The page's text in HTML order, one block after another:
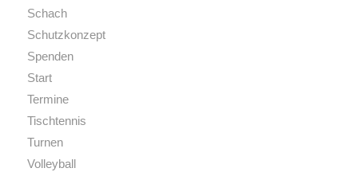
Schach
Schutzkonzept
Spenden
Start
Termine
Tischtennis
Turnen
Volleyball